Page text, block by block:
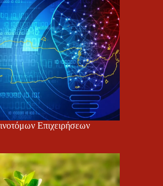
Επιχειρήσεων